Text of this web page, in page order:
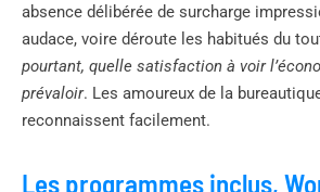
absence délibérée de surcharge
audace, voire déroute les habitués du
pourtant, quelle satisfaction à voir
prévaloir. Les amoureux de la
reconnaissent facilement.
Les programmes inclus,